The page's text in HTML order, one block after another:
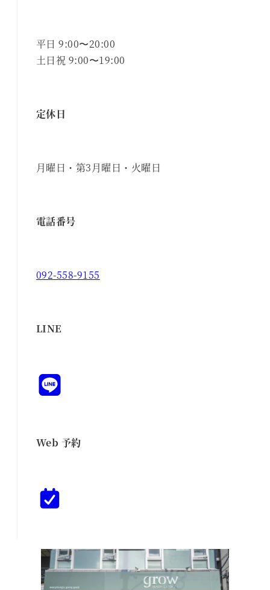
平日 9:00〜20:00
土日祝 9:00〜19:00
定休日
月曜日・第3月曜日・火曜日
電話番号
092-558-9155
LINE
Web 予約